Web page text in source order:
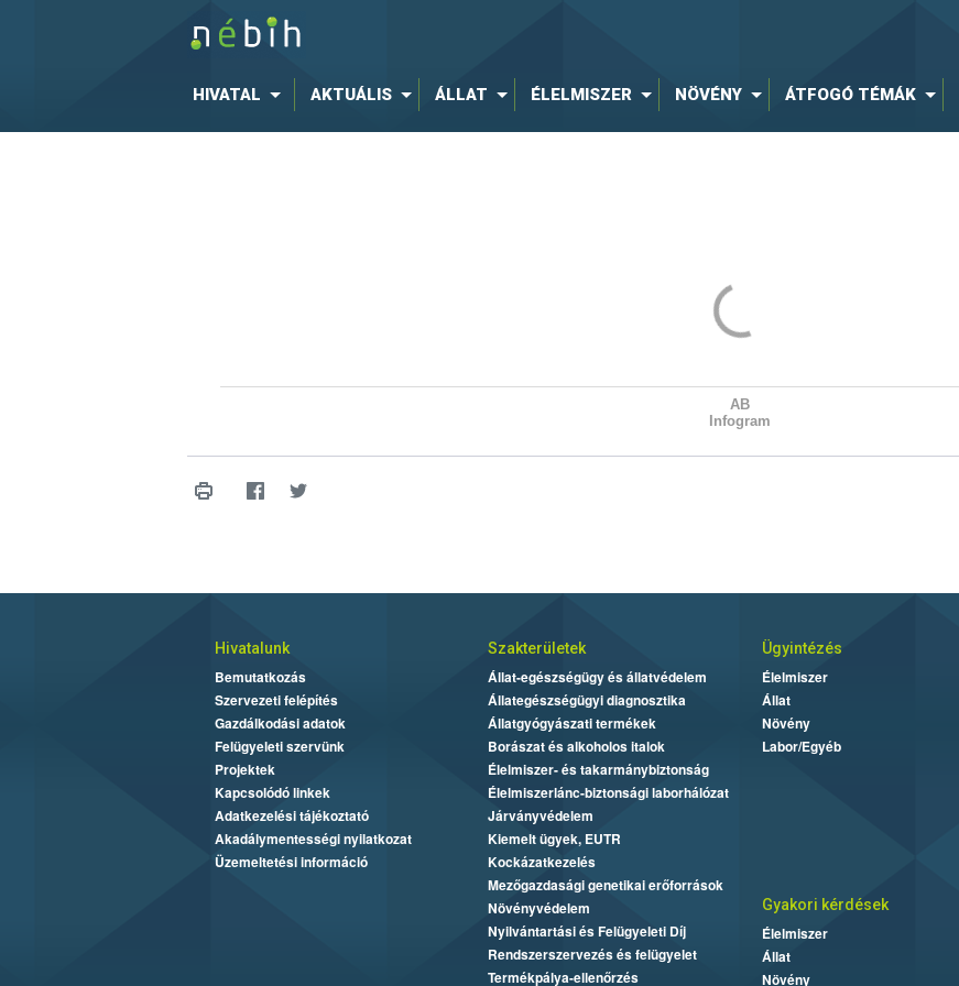
HIVATAL AKTUÁLIS ÁLLAT ÉLELMISZER NÖVÉNY ÁTFOGÓ TÉMÁK
AB
Infogram
Hivatalunk
Bemutatkozás
Szervezeti felépítés
Gazdálkodási adatok
Felügyeleti szervünk
Projektek
Kapcsolódó linkek
Adatkezelési tájékoztató
Akadálymentességi nyilatkozat
Üzemeltetési információ
Szakterületek
Állat-egészségügy és állatvédelem
Állategészségügyi diagnosztika
Állatgyógyászati termékek
Borászat és alkoholos italok
Élelmiszer- és takarmánybiztonság
Élelmiszerlánc-biztonsági laborhálózat
Járványvédelem
Kiemelt ügyek, EUTR
Kockázatkezelés
Mezőgazdasági genetikai erőforrások
Növényvédelem
Nyilvántartási és Felügyeleti Díj
Rendszerszervezés és felügyelet
Termékpálya-ellenőrzés
Ügyintézés
Élelmiszer
Állat
Növény
Labor/Egyéb
Gyakori kérdések
Élelmiszer
Állat
Növény